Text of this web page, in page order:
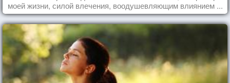
моей жизни, силой влечения, воодушевляющим влиянием ...